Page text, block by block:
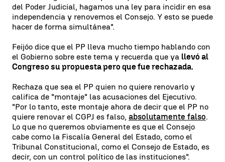
del Poder Judicial, hagamos una ley para incidir en esa
independencia y renovemos el Consejo. Y esto se puede
hacer de forma simultánea".
Feijóo dice que el PP lleva mucho tiempo hablando con
el Gobierno sobre este tema y recuerda que ya llevó al
Congreso su propuesta pero que fue rechazada.
Rechaza que sea el PP quien no quiere renovarlo y
califica de "montaje" las acusaciones del Ejecutivo.
"Por lo tanto, este montaje ahora de decir que el PP no
quiere renovar el CGPJ es falso, absolutamente falso.
Lo que no queremos obviamente es que el Consejo
cabe como la Fiscalía General del Estado, como el
Tribunal Constitucional, como el Consejo de Estado, es
decir, con un control político de las instituciones".